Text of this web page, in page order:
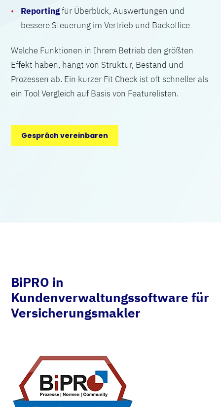
Reportingfür Überblick, Auswertungen und
bessere Steuerung im Vertrieb und Backoffice
Welche Funktionen in Ihrem Betrieb den größten
Effekt haben, hängt von Struktur, Bestand und
Prozessen ab. Ein kurzer Fit Check ist oft schneller als
ein Tool Vergleich auf Basis von Featurelisten.
Gespräch vereinbaren
BiPRO in
Kundenverwaltungssoftware für
Versicherungsmakler